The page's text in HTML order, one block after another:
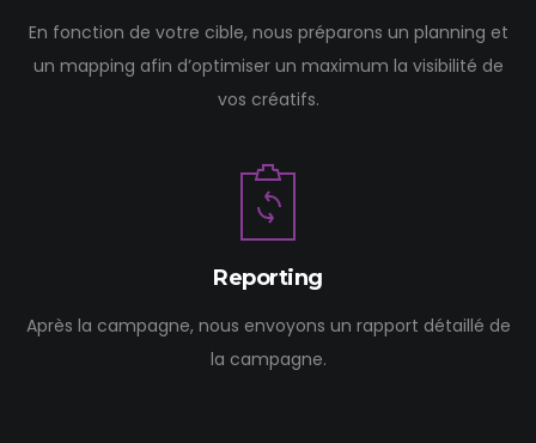
En fonction de votre cible, nous préparons un planning et
un mapping afin d’optimiser un maximum la visibilité de
vos créatifs.
Reporting
Après la campagne, nous envoyons un rapport détaillé de
la campagne.